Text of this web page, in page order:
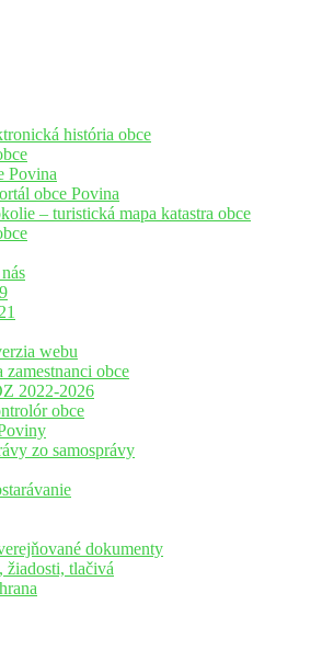
história obce
Povina
obce Povina
– turistická mapa katastra obce
webu
zamestnanci obce
2022-2026
obce
zo samosprávy
dokumenty
žiadosti, tlačivá